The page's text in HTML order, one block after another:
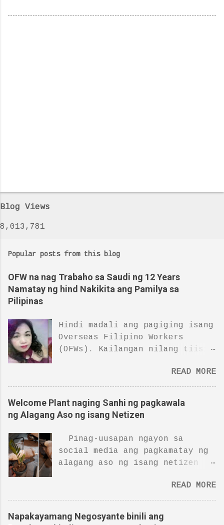
Blog Views
8,013,781
Popular posts from this blog
OFW na nag Trabaho sa Saudi ng 12 Years
Namatay ng hind Nakikita ang Pamilya sa
Pilipinas
Hindi madali ang pagiging isang
Overseas Filipino Workers
(OFWs). Kailangan nilang tiisin
lahat para lamang mabigyan ng
magandang buhay ang kanilang
pamilya. Kung mayroong mga OFWs
na maswerteng nakakauwi sa
Pilipinas at nakikita ang mga
mahal sa buhay, ang OFWs na ito
na nagtatrabaho sa Saudi Arabia
ay bin@wian na ng buhay dahil
sa kaniyang sakit nang hindi
man lamang nakikita ang
sa ibang bansa at nagtrabaho sa
READ MORE
Welcome Plant naging Sanhi ng pagkawala
ng Alagang Aso ng isang Netizen
Pinag-uusapan ngayon sa
social media ang pagkamatay ng
alagang aso ng isang netizen
isang halaman. Caption ng post
ng Facebook page na “Trending
Viral,” “Netizen, malungkot na
ibinalita na namatay ang
READ MORE
Napakayamang Negosyante binili ang